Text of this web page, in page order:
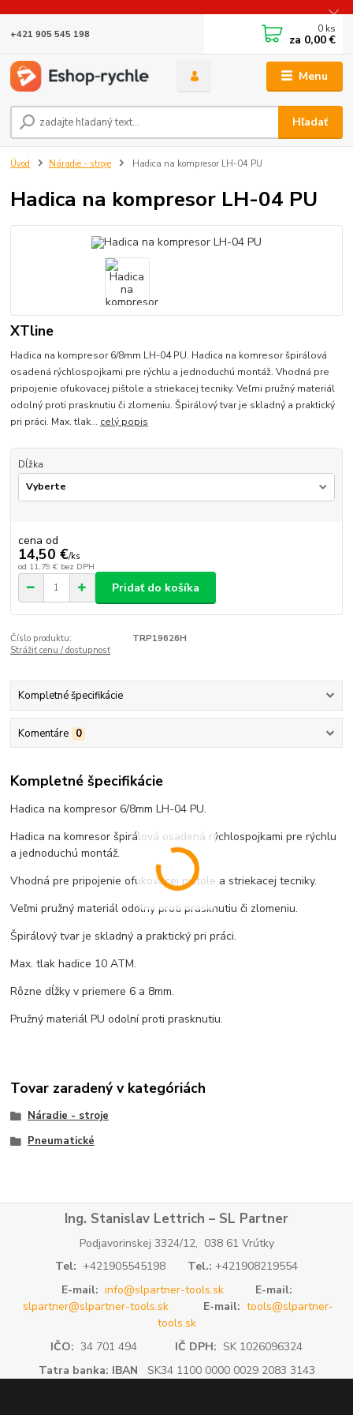
Menu
Hľadať
+421 905 545 198 0 ks
za 0,00 €
Úvod Náradie - stroje Hadica na kompresor LH-04 PU
Hadica na kompresor LH-04 PU
XTline
Hadica na kompresor 6/8mm LH-04 PU. Hadica na komresor špirálová
osadená rýchlospojkami pre rýchlu a jednoduchú montáž. Vhodná pre
pripojenie ofukovacej pištole a striekacej tecniky. Veľmi pružný materiál
odolný proti prasknutiu či zlomeniu. Špirálový tvar je skladný a praktický
pri práci. Max. tlak... celý popis
Dĺžka
cena od
14,50 €/ks
od 11,79 € bez DPH
Pridať do košíka
Číslo produktu:
TRP19626H
Strážiť cenu / dostupnosť
Kompletné špecifikácie
Komentáre 0
Kompletné špecifikácie
Hadica na kompresor 6/8mm LH-04 PU.
Hadica na komresor špirálová osadená rýchlospojkami pre rýchlu
a jednoduchú montáž.
Vhodná pre pripojenie ofukovacej pištole a striekacej tecniky.
Veľmi pružný materiál odolný proti prasknutiu či zlomeniu.
Špirálový tvar je skladný a praktický pri práci.
Max. tlak hadice 10 ATM.
Rôzne dĺžky v priemere 6 a 8mm.
Pružný materiál PU odolní proti prasknutiu.
Tovar zaradený v kategóriách
Náradie - stroje
Pneumatické
Ing. Stanislav Lettrich – SL Partner
Podjavorinskej 3324/12, 038 61 Vrútky
Tel: +421905545198 Tel.: +421908219554
E-mail: info@slpartner-tools.sk
E-mail:
slpartner@slpartner-tools.sk
E-mail: tools@slpartner-
tools.sk
IČO: 34 701 494 IČ DPH: SK 1026096324
Tatra banka: IBAN SK34 1100 0000 0029 2083 3143